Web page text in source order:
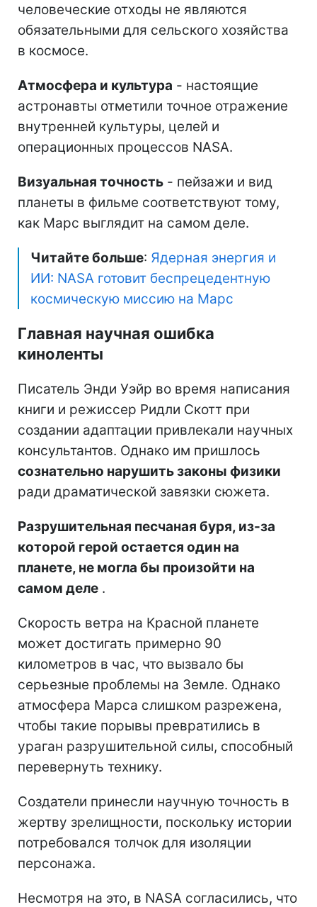
человеческие отходы не являются
обязательными для сельского хозяйства
в космосе.
Атмосфера и культура - настоящие
астронавты отметили точное отражение
внутренней культуры, целей и
операционных процессов NASA.
Визуальная точность - пейзажи и вид
планеты в фильме соответствуют тому,
как Марс выглядит на самом деле.
Читайте больше: Ядерная энергия и
ИИ: NASA готовит беспрецедентную
космическую миссию на Марс
Главная научная ошибка
киноленты
Писатель Энди Уэйр во время написания
книги и режиссер Ридли Скотт при
создании адаптации привлекали научных
консультантов. Однако им пришлось
сознательно нарушить законы физики
ради драматической завязки сюжета.
Разрушительная песчаная буря, из-за
которой герой остается один на
планете, не могла бы произойти на
самом деле .
Скорость ветра на Красной планете
может достигать примерно 90
километров в час, что вызвало бы
серьезные проблемы на Земле. Однако
атмосфера Марса слишком разрежена,
чтобы такие порывы превратились в
ураган разрушительной силы, способный
перевернуть технику.
Создатели принесли научную точность в
жертву зрелищности, поскольку истории
потребовался толчок для изоляции
персонажа.
Несмотря на это, в NASA согласились, что